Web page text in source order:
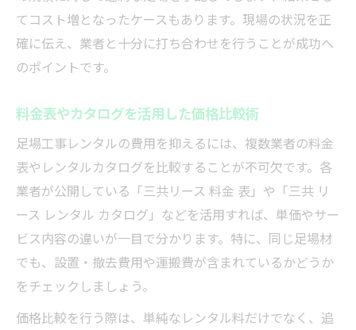
てコスト増となったケースもあります。現場の状況を正
確に伝え、業者と十分に打ち合わせを行うことが成功へ
のポイントです。
料金表やカタログを活用した価格比較術
足場工事レンタルの費用を抑えるには、複数業者の料金
表やレンタルカタログを比較することが不可欠です。各
業者が公開している「三共リース 料金 表」や「三共 リ
ース レンタル カタログ」などを活用すれば、単価やサー
ビス内容の違いが一目で分かります。特に、同じ足場材
でも、設置・撤去費用や運搬費が含まれているかどうか
をチェックしましょう。
価格比較を行う際は、単純なレンタル料だけでなく、追